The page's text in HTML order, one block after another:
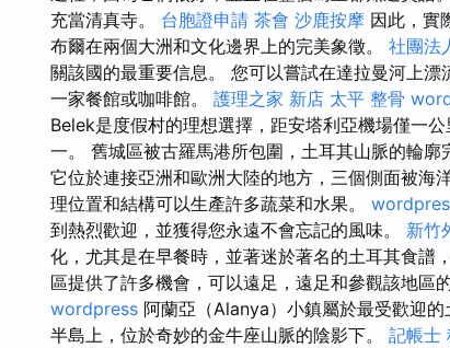
充當清真寺。 台胞證申請 茶會 沙鹿按摩 因此，實
布爾在兩個大洲和文化邊界上的完美象徵。 社團法
關該國的最重要信息。 您可以嘗試在達拉曼河上
一家餐館或咖啡館。 護理之家 新店 太平 整骨
Belek是度假村的理想選擇，距安塔利亞機場僅一公
一。 舊城區被古羅馬港所包圍，土耳其山脈的輪廓
它位於連接亞洲和歐洲大陸的地方，三個側面被海
理位置和結構可以生產許多蔬菜和水果。
到熱烈歡迎，並獲得您永遠不會忘記的風味。 新竹
化，尤其是在早餐時，並著迷於著名的土耳其食譜
區提供了許多機會，可以遠足，遠足和參觀該地區
wordpress 阿蘭亞（Alanya）小鎮屬於最受歡迎
半島上，位於奇妙的金牛座山脈的陰影下。 記帳士